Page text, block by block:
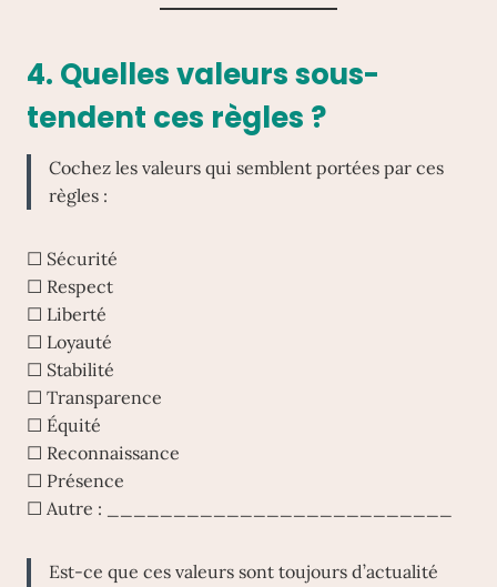
4. Quelles valeurs sous-
tendent ces règles ?
Cochez les valeurs qui semblent portées par ces
règles :
☐ Sécurité
☐ Respect
☐ Liberté
☐ Loyauté
☐ Stabilité
☐ Transparence
☐ Équité
☐ Reconnaissance
☐ Présence
☐ Autre : __________________________
Est-ce que ces valeurs sont toujours d’actualité